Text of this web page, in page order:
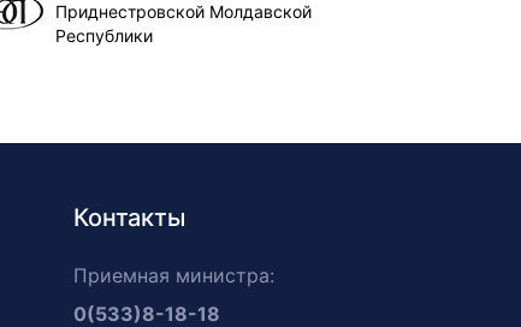
Приднестровской Молдавской
Республики
Контакты
Приемная министра:
0(533)8-18-18